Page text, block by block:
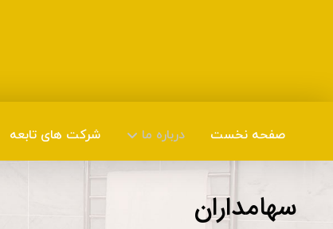
صفحه نخست درباره ما شرکت های تابعه
سهامداران